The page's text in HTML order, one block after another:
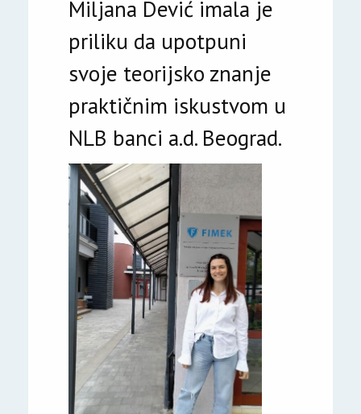
Miljana Dević imala je
priliku da upotpuni
svoje teorijsko znanje
praktičnim iskustvom u
NLB banci a.d. Beograd.